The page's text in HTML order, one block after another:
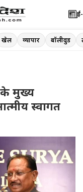
खेल व्यापार बॉलीवुड
के मुख्य
स्वागत